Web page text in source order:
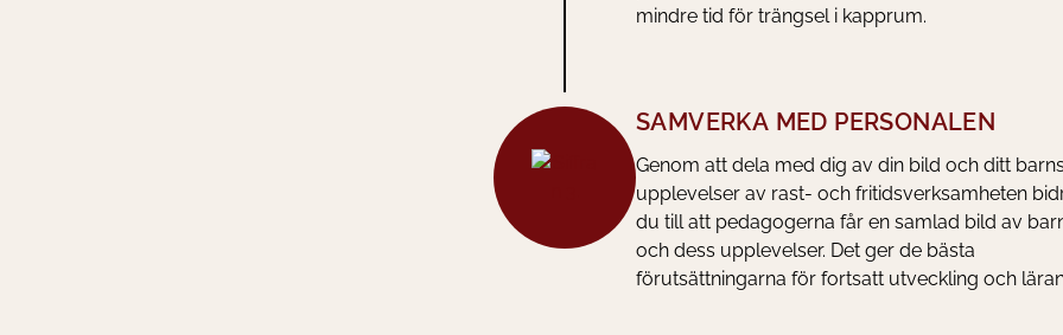
mindre tid för trängsel i kapprum.
SAMVERKA MED PERSONALEN
Genom att dela med dig av din bild och ditt
upplevelser av rast- och fritidsverksamheten
du till att pedagogerna får en samlad bild av
och dess upplevelser. Det ger de bästa
förutsättningarna för fortsatt utveckling och